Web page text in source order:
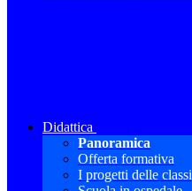
Didattica
Panoramica
Offerta formativa
I progetti delle classi